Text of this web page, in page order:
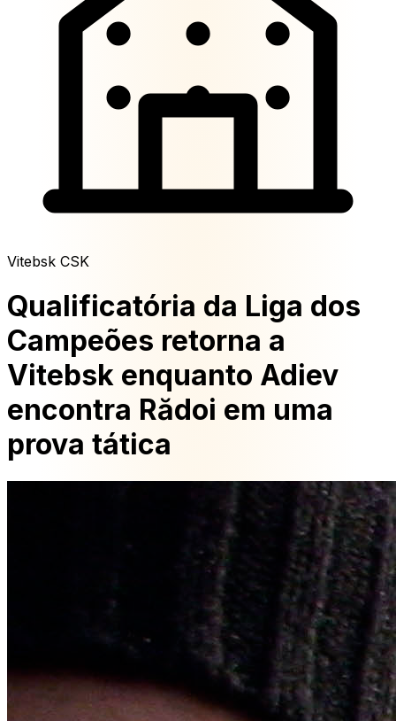
Vitebsk CSK
Qualificatória da Liga dos
Campeões retorna a
Vitebsk enquanto Adiev
encontra Rădoi em uma
prova tática